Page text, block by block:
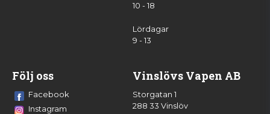
10 - 18
Lördagar
9 - 13
Följ oss
Facebook
Instagram
Vinslövs Vapen AB
Storgatan 1
288 33 Vinslöv